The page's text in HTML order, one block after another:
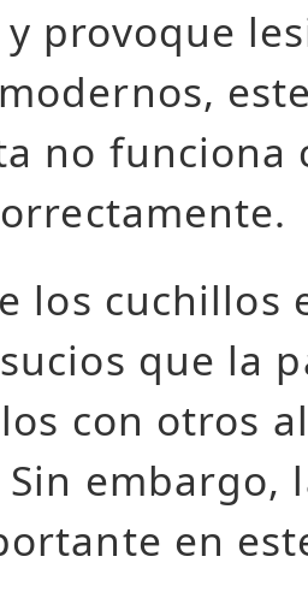
provoque
no funciona
los cuchillos
que la
con otros
embargo,
en